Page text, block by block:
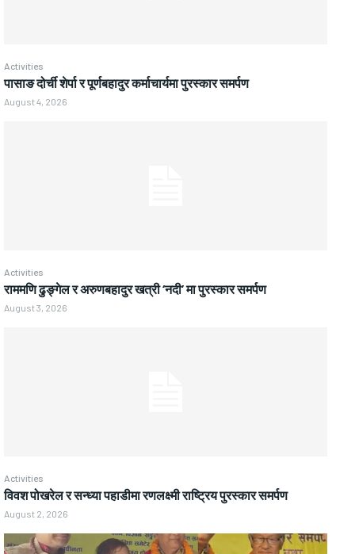
Activities
पासाङ दोर्ची शेर्पा र पूर्णबहादुर कर्माचार्यमा पुरस्कार समर्पण
August 4, 2026
Activities
राममणि ढुङ्गेल र अरुणबहादुर खत्री ‘नदी’ मा पुरस्कार समर्पण
August 3, 2026
Activities
विवश पोखरेल र सन्ध्या पहाडीमा रणलक्ष्मी राष्ट्रिय पुरस्कार समर्पण
August 2, 2026